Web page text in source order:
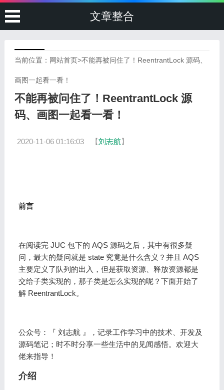
文章整合
当前位置： 网站首页>不能再被问住了！ReentrantLock 源码、
画图一起看一看！
不能再被问住了！ReentrantLock 源
码、画图一起看一看！
2020-11-06 01:16:03 【刘志航】
前言
在阅读完 JUC 包下的 AQS 源码之后，其中有很多疑
问，最大的疑问就是 state 究竟是什么含义？并且 AQS
主要定义了队列的出入，但是获取资源、释放资源都是
交给子类实现的，那子类是怎么实现的呢？下面开始了
解 ReentrantLock。
公众号：『 刘志航 』，记录工作学习中的技术、开发及
源码笔记；时不时分享一些生活中的见闻感悟。欢迎大
佬来指导！
介绍